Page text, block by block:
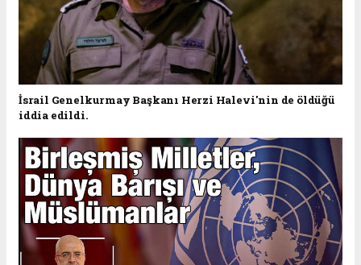
İsrail Genelkurmay Başkanı Herzi Halevi'nin de öldüğü
iddia edildi.